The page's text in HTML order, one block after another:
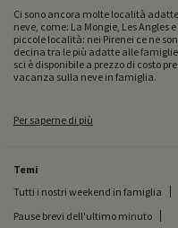
Ci sono ancora molte località
neve, come: La Mongie, Les Angles
piccole località: nei Pirenei ce ne
decina tra le più adatte alle
sci è disponibile a prezzo di costo
vacanza sulla neve in famiglia.
Per saperne di più
Temi
Tutti i nostri weekend in famiglia
Pause brevi dell'ultimo minuto